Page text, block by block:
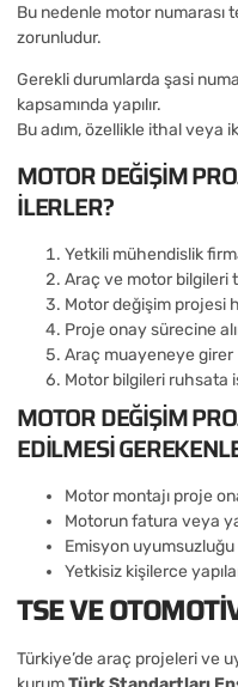
Bu nedenle motor numarası
zorunludur.
Gerekli durumlarda şasi
kapsamında yapılır.
Bu adım, özellikle ithal veya
MOTOR DEĞIŞIM
ILERLER?
Yetkili mühendislik
Araç ve motor bilgileri
Motor değişim projesi
Proje onay sürecine
Araç muayeneye girer
Motor bilgileri ruhsata
MOTOR DEĞIŞIM
EDILMESI
Motor montajı proje
Motorun fatura veya
Emisyon
Yetkisiz kişilerce
TSE VE
Türkiye’de araç projeleri ve